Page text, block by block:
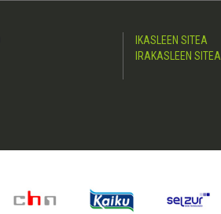
IKASLEEN SITEA
IRAKASLEEN SITEA